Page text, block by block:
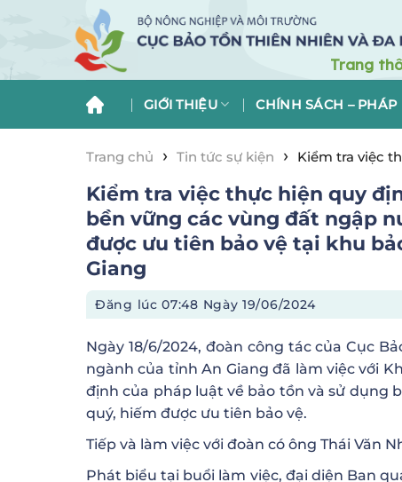
GIỚI THIỆU CHÍNH SÁCH – PHÁP
Trang chủ › Tin tức sự kiện › Kiểm tra việc
loài nguy cấp, quý, hiếm được ưu tiên bảo vệ
Kiểm tra việc thực hiện quy
bền vững các vùng đất ngập
được ưu tiên bảo vệ tại khu
Giang
Đăng lúc07:48 Ngày 19/06/2024
Ngày 18/6/2024, đoàn công tác của Cục
ngành của tỉnh An Giang đã làm việc với
định của pháp luật về bảo tồn và sử dụng
quý, hiếm được ưu tiên bảo vệ.
Tiếp và làm việc với đoàn có ông Thái Văn
Phát biểu tại buổi làm việc, đại diện Ban